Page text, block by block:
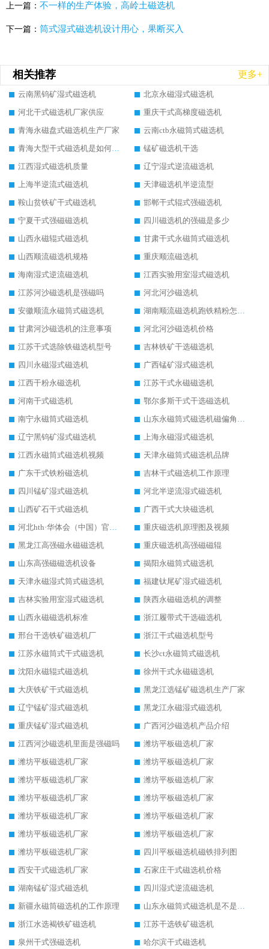
上一篇： 不一样的生产体验，高岭土磁选机
下一篇： 筒式湿式磁选机设计用心，果断买入
相关推荐 更多+
云南黑钨矿湿式磁选机
北京永磁湿式磁选机
河北干式磁选机厂家供应
重庆干式高梯度磁选机
青海永磁盘式磁选机生产厂家
云南ctb永磁筒式磁选机
青海大型干式磁选机是如何选矿的
锰矿磁选机干选
江西湿式磁选机质量
辽宁湿式逆流磁选机
上海半逆流式磁选机
天津磁选机半逆流型
鞍山贫铁矿干式磁选机
邯郸干式辊式强磁选机
宁夏干式强磁磁选机
四川磁选机的强磁是多少
山西永磁辊式磁选机
甘肃干式永磁筒式磁选机
山西顺流磁选机规格
重庆顺流磁选机
海南湿式逆流磁选机
江西实验用室湿式磁选机
江苏河沙磁选机是强磁吗
河北河沙磁选机
安徽顺流永磁筒式磁选机
湖南顺流磁选机跑铁精粉怎么处理
甘肃河沙磁选机的注意事项
河北河沙磁选机价格
江苏干式选除铁磁选机型号
吉林铁矿干选磁选机
四川永磁湿式磁选机
广西锰矿湿式磁选机
江西干粉永磁选机
江苏干式永磁磁选机
河南干式磁选机
鄂尔多斯干式干选磁选机
南宁永磁筒式磁选机
山东永磁筒式磁选机磁偏角怎么调整
辽宁黑钨矿湿式磁选机
上海永磁湿式磁选机
江西永磁筒式磁选机视频
天津永磁筒式磁选机品牌
广东干式铁粉磁选机
吉林干式磁选机工作原理
四川锰矿湿式磁选机
河北半逆流湿式磁选机
山西矿石干式磁选机
广西干式大块磁选机
河北hth·华体会（中国）官方网站-hth.com 工作视频
重庆磁选机原理图及视频
黑龙江高强磁永磁磁选机
重庆磁选机高强磁磁辊
山东高强磁磁选机设备
揭阳永磁筒式磁选机
天津永磁湿式筒式磁选机
福建钛尾矿湿式磁选机
吉林实验用室湿式磁选机
陕西永磁磁选机的调整
山西永磁磁选机标准
浙江履带式干选磁选机
邢台干选铁矿磁选机厂
浙江干式磁选机型号
江苏永磁筒式干式磁选机
长沙ct永磁筒式磁选机
沈阳永磁辊式磁选机
徐州干式永磁磁选机
大庆铁矿干式磁选机
黑龙江选锰矿磁选机生产厂家
辽宁锰矿湿式磁选机
黑龙江永磁湿式磁选机
重庆锰矿湿式磁选机
广西河沙磁选机产品介绍
江西河沙磁选机里面是强磁吗
潍坊平板磁选机厂家
潍坊平板磁选机厂家
潍坊平板磁选机厂家
潍坊平板磁选机厂家
潍坊平板磁选机厂家
潍坊平板磁选机厂家
潍坊平板磁选机厂家
潍坊平板磁选机厂家
潍坊平板磁选机厂家
潍坊平板磁选机厂家
潍坊平板磁选机厂家
潍坊平板磁选机厂家
四川平板磁选机磁铁排列图
西安干式磁选机厂家
石家庄干式磁选机价格
湖南锰矿湿式磁选机
四川湿式逆流磁选机
新疆永磁筒磁选机的工作原理
山东永磁筒式磁选机是不是强磁
浙江水选褐铁矿磁选机
江苏干选铁矿磁选机
泉州干式强磁选机
哈尔滨干式磁选机